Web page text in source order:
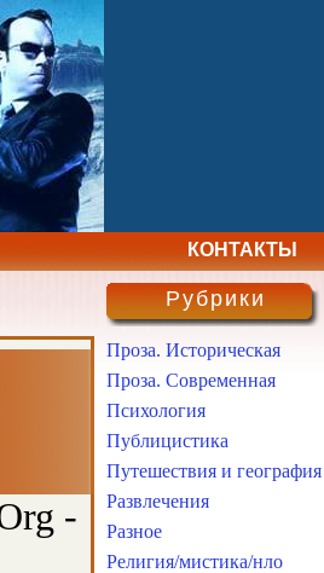
КОНТАКТЫ
-
Рубрики
Проза. Историческая
Проза. Современная
Психология
Публицистика
Путешествия и география
Развлечения
Разное
Религия/мистика/нло